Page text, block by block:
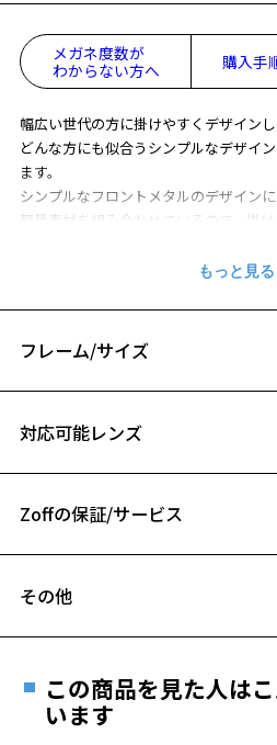
メガネ度数が
わからない方へ
購入手
幅広い世代の方に掛けやすくデザインし
どんな方にも似合うシンプルなデザイ
ます。
シンプルなフロントメタルのデザイン
軽量素材を組み合わせているので、掛け
ビジネス用メガネ ページをみる
※アウトレット商品は、販売から一定
フレーム/サイズ
B ブリッジ(鼻部分)の横幅：17mm
対応可能レンズ
フレームとレンズの合計
Zoffの保証/サービス
安心1 フレーム１年間品
その他
ご希望のお客さまは、「レンズ交
最寄りのZoff実店舗にてレンズを
※サングラスやパッケージ品では
この商品を見た人は
います